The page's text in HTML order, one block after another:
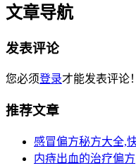
文章导航
发表评论
您必须登录才能发表评论！
推荐文章
感冒偏方秘方大全,
内痔出血的治疗偏方